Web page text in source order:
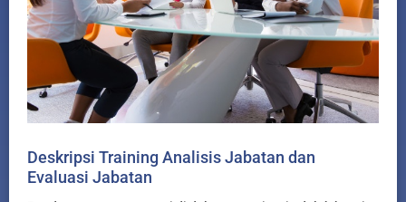
Deskripsi Training Analisis Jabatan dan
Evaluasi Jabatan